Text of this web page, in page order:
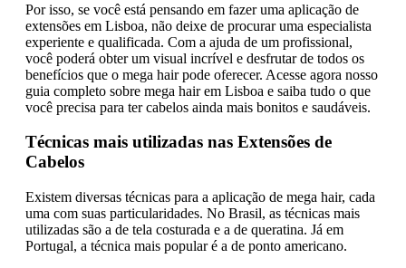
Por isso, se você está pensando em fazer uma aplicação de
extensões em Lisboa, não deixe de procurar uma especialista
experiente e qualificada. Com a ajuda de um profissional,
você poderá obter um visual incrível e desfrutar de todos os
benefícios que o mega hair pode oferecer. Acesse agora nosso
guia completo sobre mega hair em Lisboa e saiba tudo o que
você precisa para ter cabelos ainda mais bonitos e saudáveis.
Técnicas mais utilizadas nas Extensões de
Cabelos
Existem diversas técnicas para a aplicação de mega hair, cada
uma com suas particularidades. No Brasil, as técnicas mais
utilizadas são a de tela costurada e a de queratina. Já em
Portugal, a técnica mais popular é a de ponto americano.